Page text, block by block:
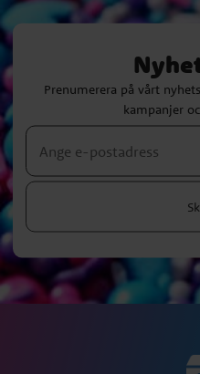
Prenumerera på vårt
kampanjer